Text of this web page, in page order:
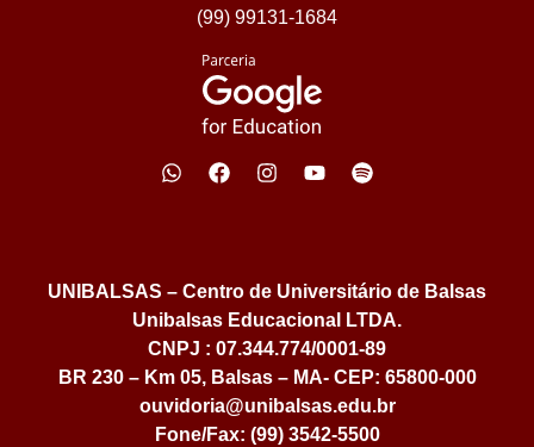
(99) 99131-1684
UNIBALSAS – Centro de Universitário de Balsas
Unibalsas Educacional LTDA.
CNPJ : 07.344.774/0001-89
BR 230 – Km 05, Balsas – MA- CEP: 65800-000
ouvidoria@unibalsas.edu.br
Fone/Fax: (99) 3542-5500